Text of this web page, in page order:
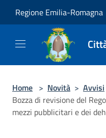
Regione Emilia-Romagna
Home > Novità > Avvisi
Bozza di revisione del
mezzi pubblicitari e dei